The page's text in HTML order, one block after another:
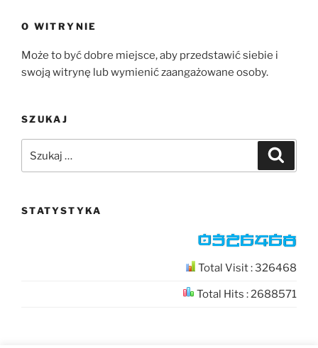
O WITRYNIE
Może to być dobre miejsce, aby przedstawić siebie i
swoją witrynę lub wymienić zaangażowane osoby.
SZUKAJ
STATYSTYKA
Total Visit : 326468
Total Hits : 2688571